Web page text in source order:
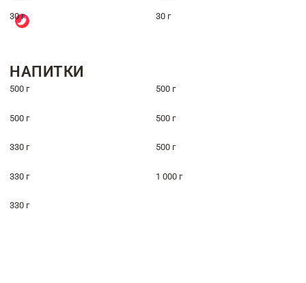
30 г 30 г
НАПИТКИ
500 г 500 г
500 г 500 г
330 г 500 г
330 г 1 000 г
330 г